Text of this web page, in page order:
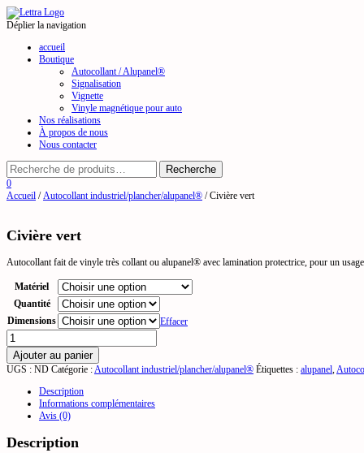
Déplier la navigation
accueil
Boutique
Autocollant / Alupanel®
Signalisation
Vignette
Vinyle magnétique pour auto
Nos réalisations
À propos de nous
Nous contacter
0
Accueil /Autocollant industriel/plancher/alupanel® / Civière vert
Civière vert
Autocollant fait de vinyle très collant ou alupanel® avec lamination protectrice, pour un
Matériel
Quantité
Dimensions
Effacer
quantité
de
Civière
vert
Ajouter au panier
UGS : ND Catégorie :Autocollant industriel/plancher/alupanel® Étiquettes : alupanel,
Description
Informations complémentaires
Avis (0)
Description